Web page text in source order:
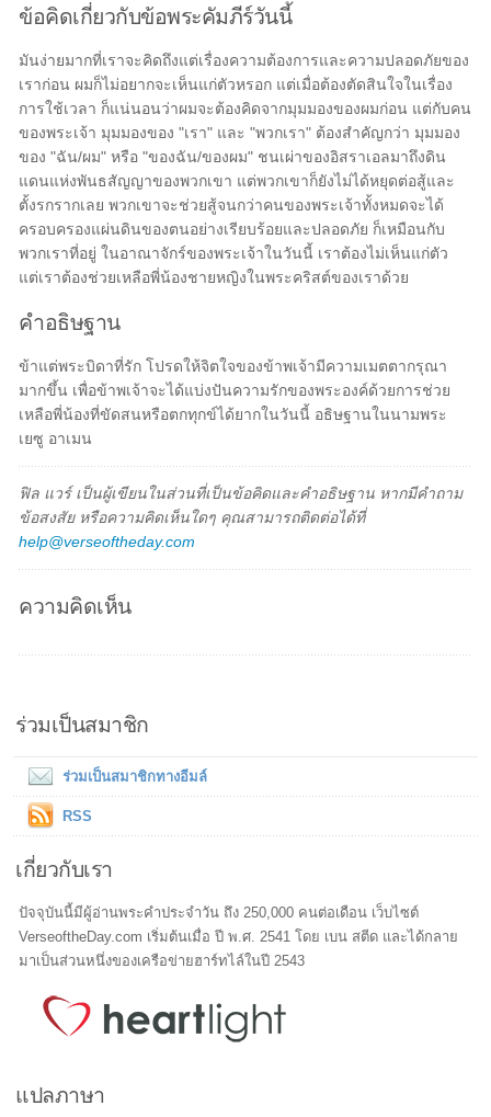
ข้อคิดเกี่ยวกับข้อพระคัมภีร์วันนี้
มันง่ายมากที่เราจะคิดถึงแต่เรื่องความต้องการและความปลอดภัยของ
เราก่อน ผมก็ไม่อยากจะเห็นแก่ตัวหรอก แต่เมื่อต้องตัดสินใจในเรื่อง
การใช้เวลา ก็แน่นอนว่าผมจะต้องคิดจากมุมมองของผมก่อน แต่กับคน
ของพระเจ้า มุมมองของ "เรา" และ "พวกเรา" ต้องสำคัญกว่า มุมมอง
ของ "ฉัน/ผม" หรือ "ของฉัน/ของผม" ชนเผ่าของอิสราเอลมาถึงดิน
แดนแห่งพันธสัญญาของพวกเขา แต่พวกเขาก็ยังไม่ได้หยุดต่อสู้และ
ตั้งรกรากเลย พวกเขาจะช่วยสู้จนกว่าคนของพระเจ้าทั้งหมดจะได้
ครอบครองแผ่นดินของตนอย่างเรียบร้อยและปลอดภัย ก็เหมือนกับ
พวกเราที่อยู่ ในอาณาจักร์ของพระเจ้าในวันนี้ เราต้องไม่เห็นแก่ตัว
แต่เราต้องช่วยเหลือพี่น้องชายหญิงในพระคริสต์ของเราด้วย
คำอธิษฐาน
ข้าแต่พระบิดาที่รัก โปรดให้จิตใจของข้าพเจ้ามีความเมตตากรุณา
มากขึ้น เพื่อข้าพเจ้าจะได้แบ่งปันความรักของพระองค์ด้วยการช่วย
เหลือพี่น้องที่ขัดสนหรือตกทุกข์ได้ยากในวันนี้ อธิษฐานในนามพระ
เยซู อาเมน
ฟิล แวร์ เป็นผู้เขียนในส่วนที่เป็นข้อคิดและคำอธิษฐาน หากมีคำถาม
ข้อสงสัย หรือความคิดเห็นใดๆ คุณสามารถติดต่อได้ที่
help@verseoftheday.com
ความคิดเห็น
ร่วมเป็นสมาชิก
ร่วมเป็นสมาชิกทางอีมล์
RSS
เกี่ยวกับเรา
ปัจจุบันนี้มีผู้อ่านพระคำประจำวัน ถึง 250,000 คนต่อเดือน เว็บไซต์
VerseoftheDay.com เริ่มต้นเมื่อ ปี พ.ศ. 2541 โดย เบน สตีด และได้กลาย
มาเป็นส่วนหนึ่งของเครือข่ายฮาร์ทไล์ในปี 2543
แปลภาษา